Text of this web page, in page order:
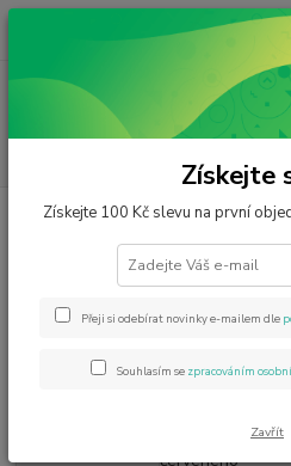
Úvod Výrobky z minerálů Sloni
Slon z jaspisu
5 cm
Získejte
Získejte 100 Kč slevu na první
Přeji si odebírat novinky e-mailem dle
Souhlasím se zpracováním
Zavřít